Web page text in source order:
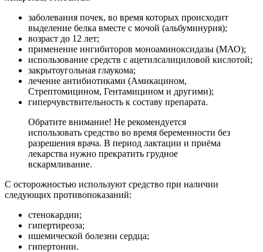
заболевания почек, во время которых происходит
выделение белка вместе с мочой (альбуминурия);
возраст до 12 лет;
применение ингибиторов моноаминоксидазы (МАО);
использование средств с ацетилсалициловой кислотой;
закрытоугольная глаукома;
лечение антибиотиками (Амикацином,
Стрептомицином, Гентамицином и другими);
гиперчувствительность к составу препарата.
Обратите внимание! Не рекомендуется
использовать средство во время беременности без
разрешения врача. В период лактации и приёма
лекарства нужно прекратить грудное
вскармливание.
С осторожностью используют средство при наличии
следующих противопоказаний:
стенокардии;
гипертиреоза;
ишемической болезни сердца;
гипертонии.